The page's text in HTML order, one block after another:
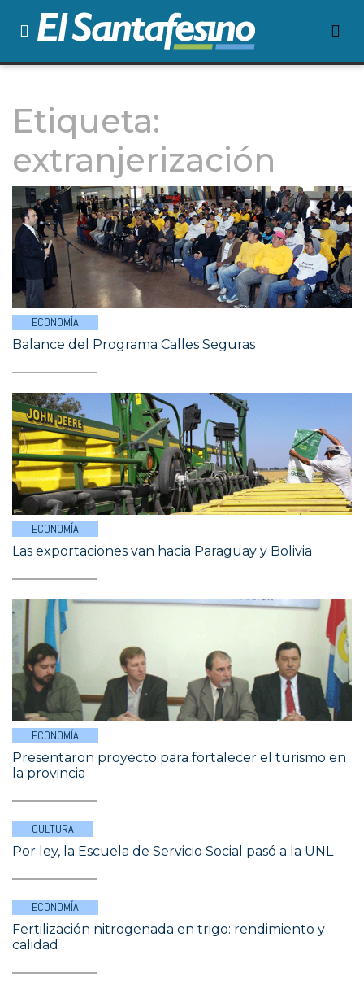
Etiqueta:
extranjerización
ECONOMÍA
Balance del Programa Calles Seguras
ECONOMÍA
Las exportaciones van hacia Paraguay y Bolivia
ECONOMÍA
Presentaron proyecto para fortalecer el turismo en
la provincia
CULTURA
Por ley, la Escuela de Servicio Social pasó a la UNL
ECONOMÍA
Fertilización nitrogenada en trigo: rendimiento y
calidad